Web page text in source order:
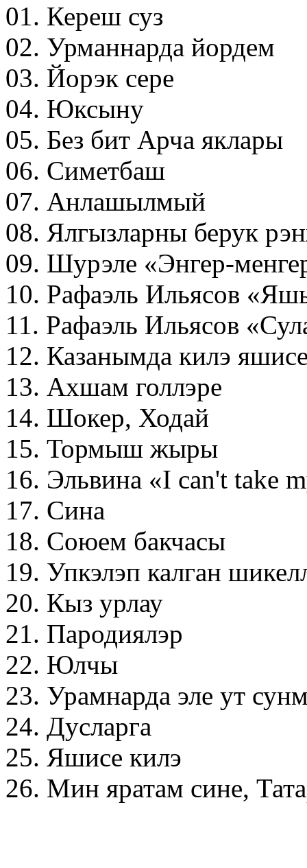
01. Кереш суз
02. Урманнарда йордем
03. Йорэк сере
04. Юксыну
05. Без бит Арча яклары
06. Симетбаш
07. Анлашылмый
08. Ялгызларны берук
09. Шурэле «Энгер-
10. Рафаэль Ильясов
11. Рафаэль Ильясов
12. Казанымда килэ
13. Ахшам голлэре
14. Шокер, Ходай
15. Тормыш жыры
16. Эльвина «I can't take
17. Сина
18. Союем бакчасы
19. Упкэлэп калган
20. Кыз урлау
21. Пародиялэр
22. Юлчы
23. Урамнарда эле ут
24. Дусларга
25. Яшисе килэ
26. Мин яратам сине,